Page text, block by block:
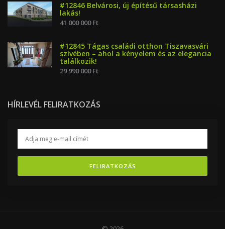
#12846 Belvárosi, új építésű társasházi
lakás!
41 000 000 Ft
#12845 Tágas családi otthon Tiszavasvári
szívében – ahol a kényelem és az elegancia
találkozik!
29 990 000 Ft
HÍRLEVÉL FELIRATKOZÁS
FELIRATKOZÁS